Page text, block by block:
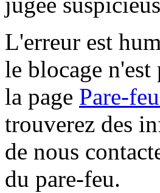
L'erreur est
le blocage
la page Pare-
trouverez des
de nous
du pare-feu.